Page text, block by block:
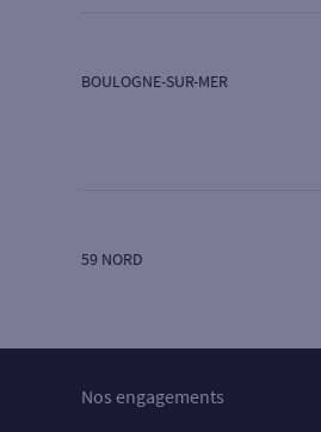
5
PLACE D ARMES
Ouvert aujourd’hui :
BOULOGNE-SUR-MER
59 NORD
Nos engagements